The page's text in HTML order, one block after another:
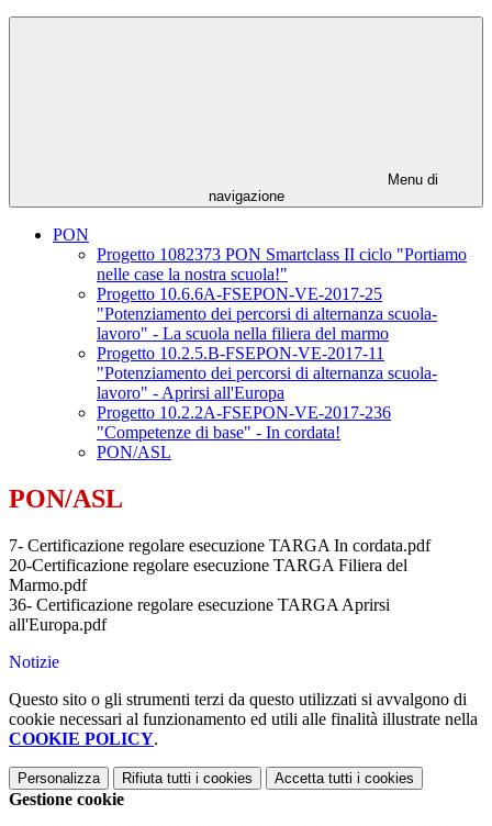
Menu di
navigazione
PON
Progetto 1082373 PON Smartclass II ciclo "Portiamo
nelle case la nostra scuola!"
Progetto 10.6.6A-FSEPON-VE-2017-25
"Potenziamento dei percorsi di alternanza scuola-
lavoro" - La scuola nella filiera del marmo
Progetto 10.2.5.B-FSEPON-VE-2017-11
"Potenziamento dei percorsi di alternanza scuola-
lavoro" - Aprirsi all'Europa
Progetto 10.2.2A-FSEPON-VE-2017-236
"Competenze di base" - In cordata!
PON/ASL
PON/ASL
7- Certificazione regolare esecuzione TARGA In cordata.pdf
20-Certificazione regolare esecuzione TARGA Filiera del
Marmo.pdf
36- Certificazione regolare esecuzione TARGA Aprirsi
all'Europa.pdf
Notizie
Questo sito o gli strumenti terzi da questo utilizzati si avvalgono di
cookie necessari al funzionamento ed utili alle finalità illustrate nella
COOKIE POLICY.
Personalizza Rifiuta tutti i cookies Accetta tutti i cookies
Gestione cookie